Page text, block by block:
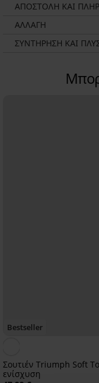
ΑΠΟΣΤΟΛΗ ΚΑΙ
ΑΛΛΑΓΗ
ΣΥΝΤΗΡΗΣΗ ΚΑΙ
Bestseller
Σουτιέν Triumph Soft
ενίσχυση